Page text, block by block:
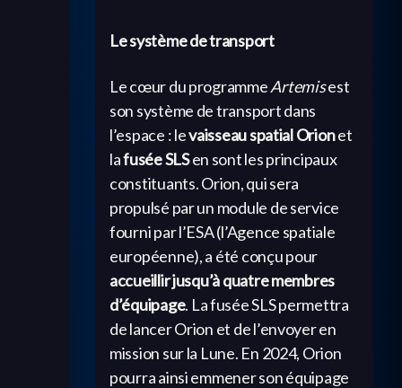
Le système de transport
Le cœur du programmeArtemisest
son système de transport dans
l’espace : levaisseau spatial Orionet
lafusée SLSen sont les principaux
constituants. Orion, qui sera
propulsé par un module de service
fourni par l’ESA (l’Agence spatiale
européenne), a été conçu pour
accueillir jusqu’à quatre membres
d’équipage. La fusée SLS permettra
de lancer Orion et de l’envoyer en
mission sur la Lune. En 2024, Orion
pourra ainsi emmener son équipage